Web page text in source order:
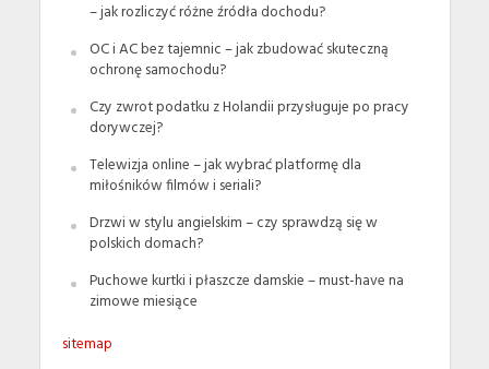
– jak rozliczyć różne źródła dochodu?
OC i AC bez tajemnic – jak zbudować skuteczną
ochronę samochodu?
Czy zwrot podatku z Holandii przysługuje po pracy
dorywczej?
Telewizja online – jak wybrać platformę dla
miłośników filmów i seriali?
Drzwi w stylu angielskim – czy sprawdzą się w
polskich domach?
Puchowe kurtki i płaszcze damskie – must-have na
zimowe miesiące
sitemap